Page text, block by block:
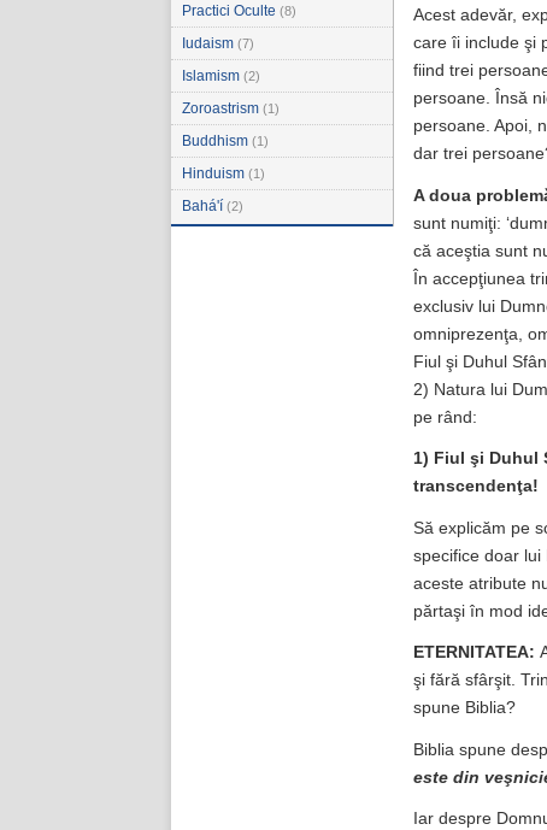
Practici Oculte (8)
Iudaism (7)
Islamism (2)
Zoroastrism (1)
Buddhism (1)
Hinduism (1)
Bahá'í (2)
Acest adevăr,
care îi include şi
fiind trei
persoane. Însă
persoane. Apoi,
dar trei
A doua
sunt numiţi:
că aceştia sunt
În accepţiunea
exclusiv lui
omniprezenţa,
Fiul şi Duhul
2) Natura lui
pe rând:
1) Fiul şi Duhul
transcendenţa!
Să explicăm pe
specifice doar lui
aceste atribute
părtaşi în mod
ETERNITATEA:
şi fără sfârşit.
spune Biblia?
Biblia spune
este din
Iar despre